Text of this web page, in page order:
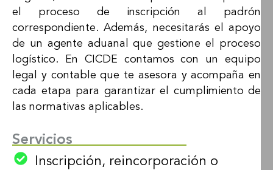
el proceso de inscripción al padrón
correspondiente. Además, necesitarás el apoyo
de un agente aduanal que gestione el proceso
logístico. En CICDE contamos con un equipo
legal y contable que te asesora y acompaña en
cada etapa para garantizar el cumplimiento de
las normativas aplicables.
Servicios
Inscripción, reincorporación o